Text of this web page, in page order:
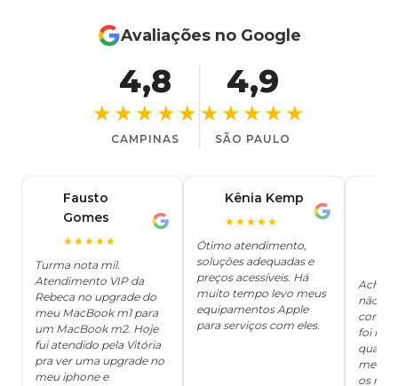
Avaliações no Google
4,8
★★★★★
CAMPINAS
4,9
★★★★★
SÃO PAULO
Fausto
Gomes
★★★★★
Turma nota mil.
Atendimento VIP da
Rebeca no upgrade do
meu MacBook m1 para
um MacBook m2. Hoje
fui atendido pela Vitória
pra ver uma upgrade no
meu iphone e
Kênia Kemp
★★★★★
Ótimo atendimento,
soluções adequadas e
preços acessíveis. Há
muito tempo levo meus
equipamentos Apple
para serviços com eles.
Achei
não
foi
me
os